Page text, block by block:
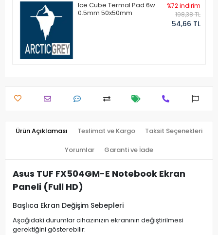
Ice Cube Termal Pad 6w
0.5mm 50x50mm
%72 indirim
198,38 TL
54,66 TL
Ürün Açıklaması Teslimat ve Kargo Taksit Seçenekleri
Yorumlar Garanti ve İade
Asus TUF FX504GM-E Notebook Ekran
Paneli (Full HD)
Başlıca Ekran Değişim Sebepleri
Aşağıdaki durumlar cihazınızın ekranının değiştirilmesi
gerektiğini gösterebilir: